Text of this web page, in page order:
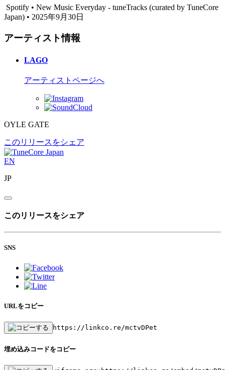
Spotify • New Music Everyday - tuneTracks (curated by TuneCore
Japan) • 2025年9月30日
アーティスト情報
LAGO
アーティストページへ
OYLE GATE
このリリースをシェア
EN
JP
このリリースをシェア
SNS
URLをコピー
https://linkco.re/mctvDPet
埋め込みコードをコピー